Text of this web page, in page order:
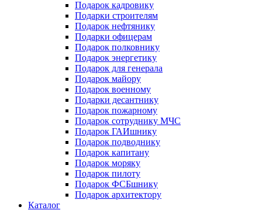
Подарок кадровику
Подарки строителям
Подарок нефтянику
Подарки офицерам
Подарок полковнику
Подарок энергетику
Подарок для генерала
Подарок майору
Подарок военному
Подарки десантнику
Подарок пожарному
Подарок сотруднику МЧС
Подарок ГАИшнику
Подарок подводнику
Подарок капитану
Подарок моряку
Подарок пилоту
Подарок ФСБшнику
Подарок архитектору
Каталог